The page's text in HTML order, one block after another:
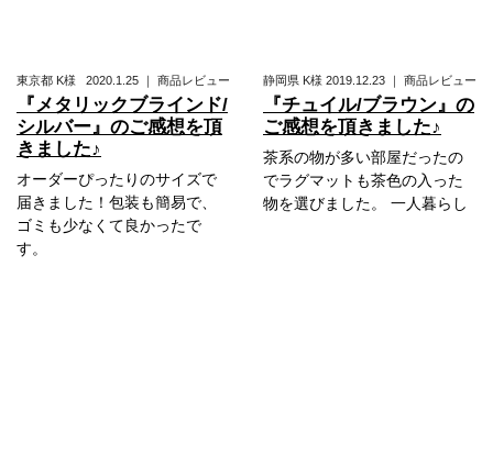
東京都 K様 2020.1.25 ｜ 商品レビュー
『メタリックブラインド/
シルバー』のご感想を頂
きました♪
オーダーぴったりのサイズで
届きました！包装も簡易で、
ゴミも少なくて良かったで
す。
静岡県 K様 2019.12.23 ｜ 商品レビュー
『チュイル/ブラウン』の
ご感想を頂きました♪
茶系の物が多い部屋だったの
でラグマットも茶色の入った
物を選びました。 一人暮らし